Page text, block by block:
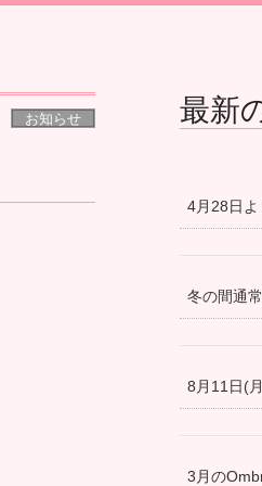
お知らせ 最新
4月28日よ
冬の間通
8月11日(
3月の